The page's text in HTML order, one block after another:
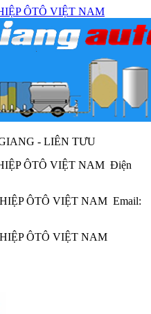
- LIÊN TƯU
Điện
Email: